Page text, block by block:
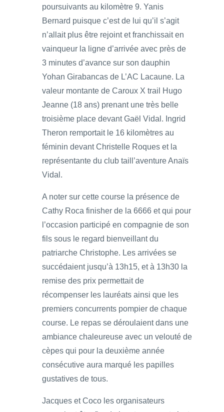
poursuivants au kilomètre 9. Yanis
Bernard puisque c’est de lui qu’il s’agit
n’allait plus être rejoint et franchissait en
vainqueur la ligne d’arrivée avec près de
3 minutes d’avance sur son dauphin
Yohan Girabancas de L’AC Lacaune. La
valeur montante de Caroux X trail Hugo
Jeanne (18 ans) prenant une très belle
troisième place devant Gaël Vidal. Ingrid
Theron remportait le 16 kilomètres au
féminin devant Christelle Roques et la
représentante du club taill’aventure Anaïs
Vidal.
A noter sur cette course la présence de
Cathy Roca finisher de la 6666 et qui pour
l’occasion participé en compagnie de son
fils sous le regard bienveillant du
patriarche Christophe. Les arrivées se
succédaient jusqu’à 13h15, et à 13h30 la
remise des prix permettait de
récompenser les lauréats ainsi que les
premiers concurrents pompier de chaque
course. Le repas se déroulaient dans une
ambiance chaleureuse avec un velouté de
cèpes qui pour la deuxième année
consécutive aura marqué les papilles
gustatives de tous.
Jacques et Coco les organisateurs